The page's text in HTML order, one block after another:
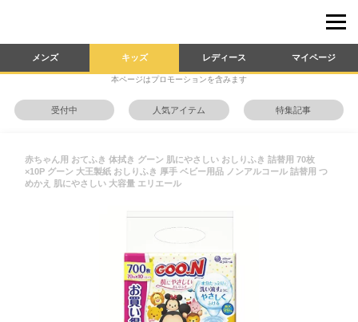
メンズ キッズ レディース マイページ
本ページはプロモーションを含みます
受付中 人気アイテム 特集記事
赤ちゃん用 おてふき 体拭き グーン 肌にやさしい おしりふき 詰替用 70枚
×10P グーン 大王製紙 おしりふき 厚手 ベビー用品 ノンアルコール 詰替用 つ
めかえ 肌にやさしい 大容量 エリエール